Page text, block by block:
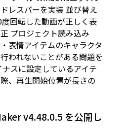
レスバーを実装 並び替え
回転した動画が正しく表
プロジェクト読み込み
表情アイテムのキャラクタ
われないことがある問題を
スに設定しているアイテ
、再生開始位置が長さの
v4.48.0.5 を公開し